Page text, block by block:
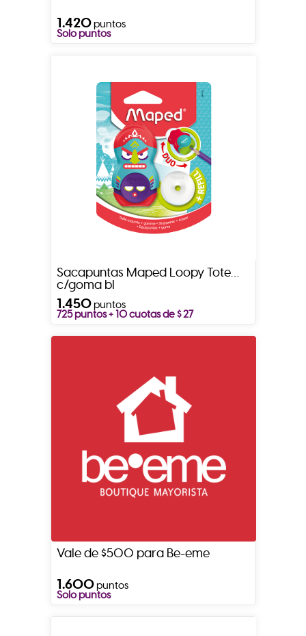
1.420puntos
Solo puntos
Sacapuntas Maped Loopy Totem
c/goma bl
1.450puntos
725 puntos + 10 cuotas de $ 27
Vale de $500 para Be-eme
1.600puntos
Solo puntos